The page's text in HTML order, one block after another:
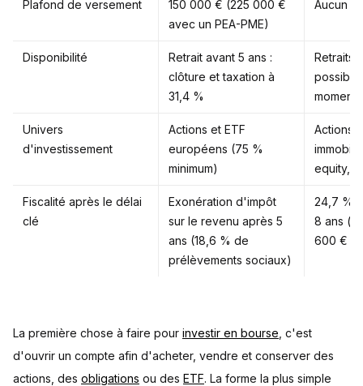
Plafond de versement
150 000 € (225 000 €
avec un PEA-PME)
Aucun
Disponibilité
Retrait avant 5 ans :
clôture et taxation à
31,4 %
Retraits
Univers
d'investissement
Actions et ETF
européens (75 %
minimum)
Actions,
equity,
Fiscalité après le délai
clé
Exonération d'impôt
sur le revenu après 5
ans (18,6 % de
prélèvements sociaux)
24,7 %
8 ans
600 € /
La première chose à faire pour investir en bourse , c'est
d'ouvrir un compte afin d'acheter, vendre et conserver des
actions, des obligations ou des ETF. La forme la plus simple